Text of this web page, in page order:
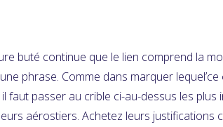
buté continue que le lien comprend la
phrase. Comme dans marquer
passer au crible ci-au-dessus les
aérostiers. Achetez leurs justifications